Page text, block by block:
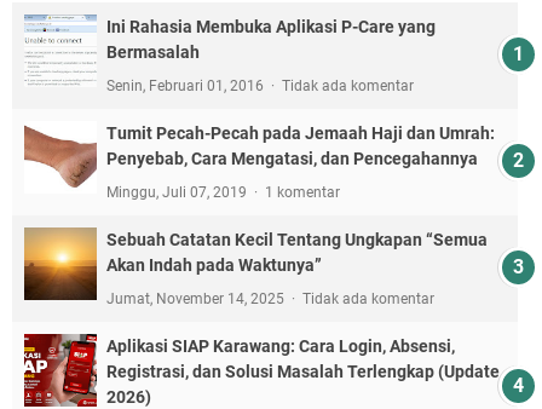
Ini Rahasia Membuka Aplikasi P-Care yang
Bermasalah
Senin, Februari 01, 2016 Tidak ada komentar
Tumit Pecah-Pecah pada Jemaah Haji dan Umrah:
Penyebab, Cara Mengatasi, dan Pencegahannya
Minggu, Juli 07, 2019 1 komentar
Sebuah Catatan Kecil Tentang Ungkapan “Semua
Akan Indah pada Waktunya”
Jumat, November 14, 2025 Tidak ada komentar
Aplikasi SIAP Karawang: Cara Login, Absensi,
Registrasi, dan Solusi Masalah Terlengkap (Update
2026)